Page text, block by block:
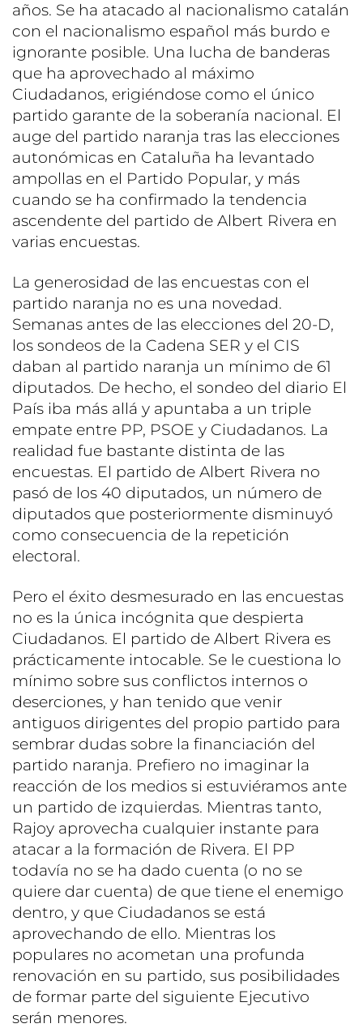
años. Se ha atacado al nacionalismo catalán
con el nacionalismo español más burdo e
ignorante posible. Una lucha de banderas
que ha aprovechado al máximo
Ciudadanos, erigiéndose como el único
partido garante de la soberanía nacional. El
auge del partido naranja tras las elecciones
autonómicas en Cataluña ha levantado
ampollas en el Partido Popular, y más
cuando se ha confirmado la tendencia
ascendente del partido de Albert Rivera en
varias encuestas.
La generosidad de las encuestas con el
partido naranja no es una novedad.
Semanas antes de las elecciones del 20-D,
los sondeos de la Cadena SER y el CIS
daban al partido naranja un mínimo de 61
diputados. De hecho, el sondeo del diario El
País iba más allá y apuntaba a un triple
empate entre PP, PSOE y Ciudadanos. La
realidad fue bastante distinta de las
encuestas. El partido de Albert Rivera no
pasó de los 40 diputados, un número de
diputados que posteriormente disminuyó
como consecuencia de la repetición
electoral.
Pero el éxito desmesurado en las encuestas
no es la única incógnita que despierta
Ciudadanos. El partido de Albert Rivera es
prácticamente intocable. Se le cuestiona lo
mínimo sobre sus conflictos internos o
deserciones, y han tenido que venir
antiguos dirigentes del propio partido para
sembrar dudas sobre la financiación del
partido naranja. Prefiero no imaginar la
reacción de los medios si estuviéramos ante
un partido de izquierdas. Mientras tanto,
Rajoy aprovecha cualquier instante para
atacar a la formación de Rivera. El PP
todavía no se ha dado cuenta (o no se
quiere dar cuenta) de que tiene el enemigo
dentro, y que Ciudadanos se está
aprovechando de ello. Mientras los
populares no acometan una profunda
renovación en su partido, sus posibilidades
de formar parte del siguiente Ejecutivo
serán menores.